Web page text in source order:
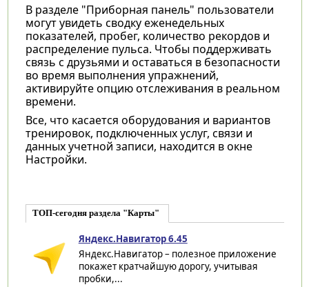
В разделе "Приборная панель" пользователи
могут увидеть сводку еженедельных
показателей, пробег, количество рекордов и
распределение пульса. Чтобы поддерживать
связь с друзьями и оставаться в безопасности
во время выполнения упражнений,
активируйте опцию отслеживания в реальном
времени.
Все, что касается оборудования и вариантов
тренировок, подключенных услуг, связи и
данных учетной записи, находится в окне
Настройки.
ТОП-сегодня раздела "Карты"
Яндекс.Навигатор 6.45
Яндекс.Навигатор – полезное приложение
покажет кратчайшую дорогу, учитывая
пробки,...